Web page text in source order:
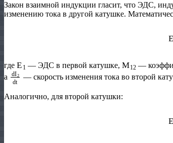
Закон взаимной индукции гласит, что ЭДС,
изменению тока в другой катушке.
где E — ЭДС в первой катушке,M
—
а dI2 d
— скорость изменения тока во второй
Аналогично, для второй катушки: